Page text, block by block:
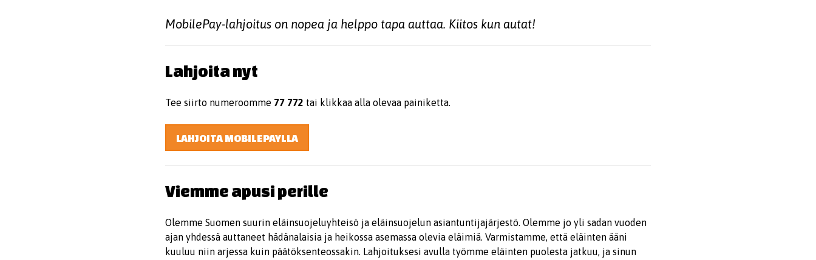
MobilePay-lahjoitus on nopea ja helppo tapa auttaa. Kiitos kun autat!
Lahjoita nyt
Tee siirto numeroomme 77 772 tai klikkaa alla olevaa painiketta.
LAHJOITA MOBILEPAYLLA
Viemme apusi perille
Olemme Suomen suurin eläinsuojeluyhteisö ja eläinsuojelun asiantuntijajärjestö. Olemme jo yli sadan vuoden
ajan yhdessä auttaneet hädänalaisia ja heikossa asemassa olevia eläimiä. Varmistamme, että eläinten ääni
kuuluu niin arjessa kuin päätöksenteossakin. Lahjoituksesi avulla työmme eläinten puolesta jatkuu, ja sinun